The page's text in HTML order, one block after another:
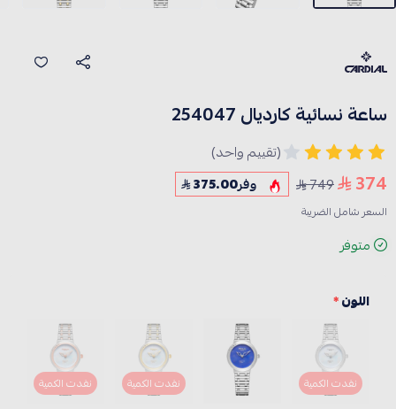
ساعة نسائية كارديال 254047
(تقييم واحد)
374
749 وفر375.00
السعر شامل الضريبة
متوفر
اللون*
نفدت الكمية نفدت الكمية نفدت الكمية